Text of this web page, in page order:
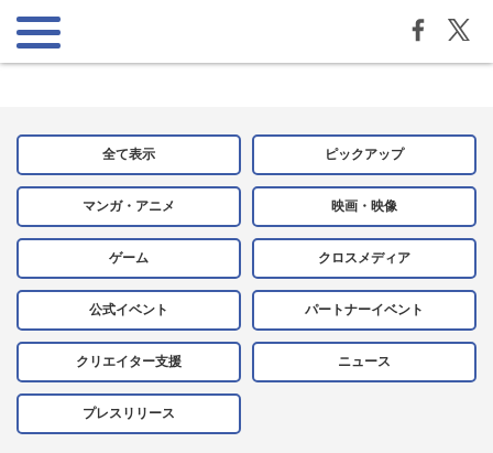
全て表示 ピックアップ
マンガ・アニメ 映画・映像
ゲーム クロスメディア
公式イベント パートナーイベント
クリエイター支援 ニュース
プレスリリース